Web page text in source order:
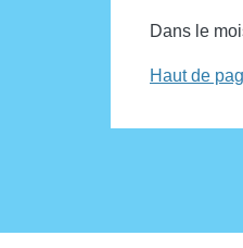
Dans le
Haut de